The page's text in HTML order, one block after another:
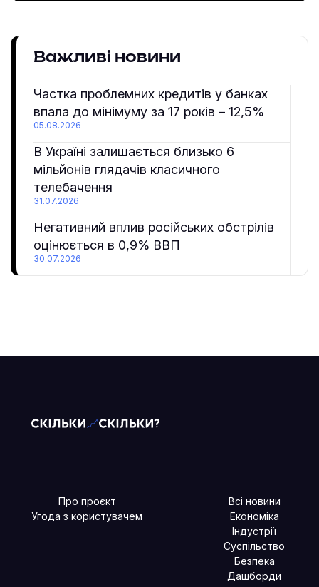
Важливі новини
Частка проблемних кредитів у банках
впала до мінімуму за 17 років – 12,5%
05.08.2026
В Україні залишається близько 6
мільйонів глядачів класичного
телебачення
31.07.2026
Негативний вплив російських обстрілів
оцінюється в 0,9% ВВП
30.07.2026
Про проєкт
Угода з користувачем
Всі новини
Економіка
Індустрії
Суспільство
Безпека
Дашборди